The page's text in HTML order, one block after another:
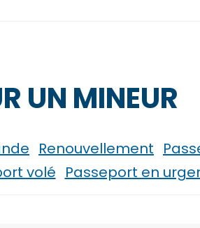
UN MINEUR
Renouvellement
volé Passeport en